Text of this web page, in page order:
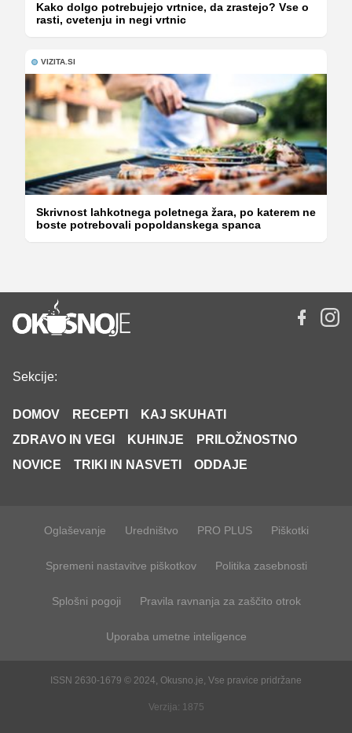
Kako dolgo potrebujejo vrtnice, da zrastejo? Vse o
rasti, cvetenju in negi vrtnic
VIZITA.SI
Skrivnost lahkotnega poletnega žara, po katerem ne
boste potrebovali popoldanskega spanca
Sekcije:
DOMOV RECEPTI
KAJ SKUHATI
ZDRAVO IN VEGI
KUHINJE
PRILOŽNOSTNO
NOVICE
TRIKI IN NASVETI ODDAJE
Oglaševanje Uredništvo PRO PLUS Piškotki
Spremeni nastavitve piškotkov Politika zasebnosti
Splošni pogoji Pravila ravnanja za zaščito otrok
Uporaba umetne inteligence
ISSN 2630-1679 © 2024, Okusno.je, Vse pravice pridržane
Verzija: 1875